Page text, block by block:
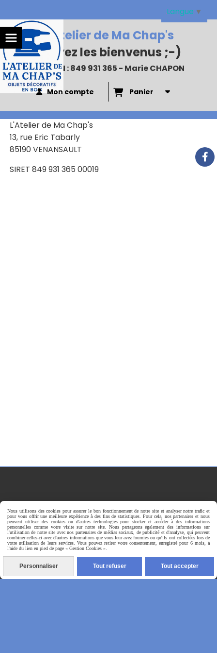
L'Atelier de Ma Chap's
:Soyez les bienvenus ;-)
N°SIREN : 849 931 365 - Marie CHAPON
Mon compte Panier
L'Atelier de Ma Chap's
13, rue Eric Tabarly
85190 VENANSAULT
SIRET 849 931 365 00019
Facebook est désactivé. Autoriser
Langue ▼
Nous utilisons des cookies pour assurer le bon fonctionnement de notre site et analyser notre trafic et
pour vous offrir une meilleure expérience à des fins de statistiques. Pour cela, nos partenaires et nous
peuvent utiliser des cookies ou d'autres technologies pour stocker et accéder à des informations
personnelles comme votre visite sur notre site. Nous partageons également des informations sur
l'utilisation de notre site avec nos partenaires de médias sociaux, de publicité et d'analyse, qui peuvent
combiner celles-ci avec d'autres informations que vous leur avez fournies ou qu'ils ont collectées lors de
votre utilisation de leurs services. Vous pouvez retirer votre consentement, enregistré pour 6 mois, à
l'aide du lien en pied de page « Gestion Cookies ».
Personnaliser Tout refuser Tout accepter